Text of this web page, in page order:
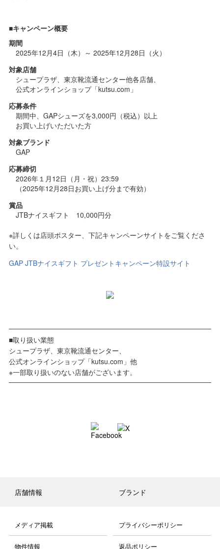
■キャンペーン概要
期間
2025年12月4日（木）～ 2025年12月28日（火）
対象店舗
シュープラザ、東京靴流通センター他各店舗、
公式オンラインショップ「kutsu.com」
応募条件
期間中、GAPシューズを3,000円（税込）以上
お買い上げいただいた方
対象ブランド
GAP
応募締切
2026年１月12日（月・祝）23:59
（2025年12月28日お買い上げ分まで有効）
賞品
JTBナイスギフト 10,000円分
※詳しくは店頭ポスター、下記キャンペーンサイトをご覧くださ
い。
GAP JTBナイスギフト プレゼントキャンペーン特設サイト
■取り扱い業態
シュープラザ、東京靴流通センター、
公式オンラインショップ「kutsu.com」他
※一部取り扱いのない店舗がございます。
店舗情報 ブランド
メディア掲載 プライバシーポリシー
物件情報 返品ポリシー